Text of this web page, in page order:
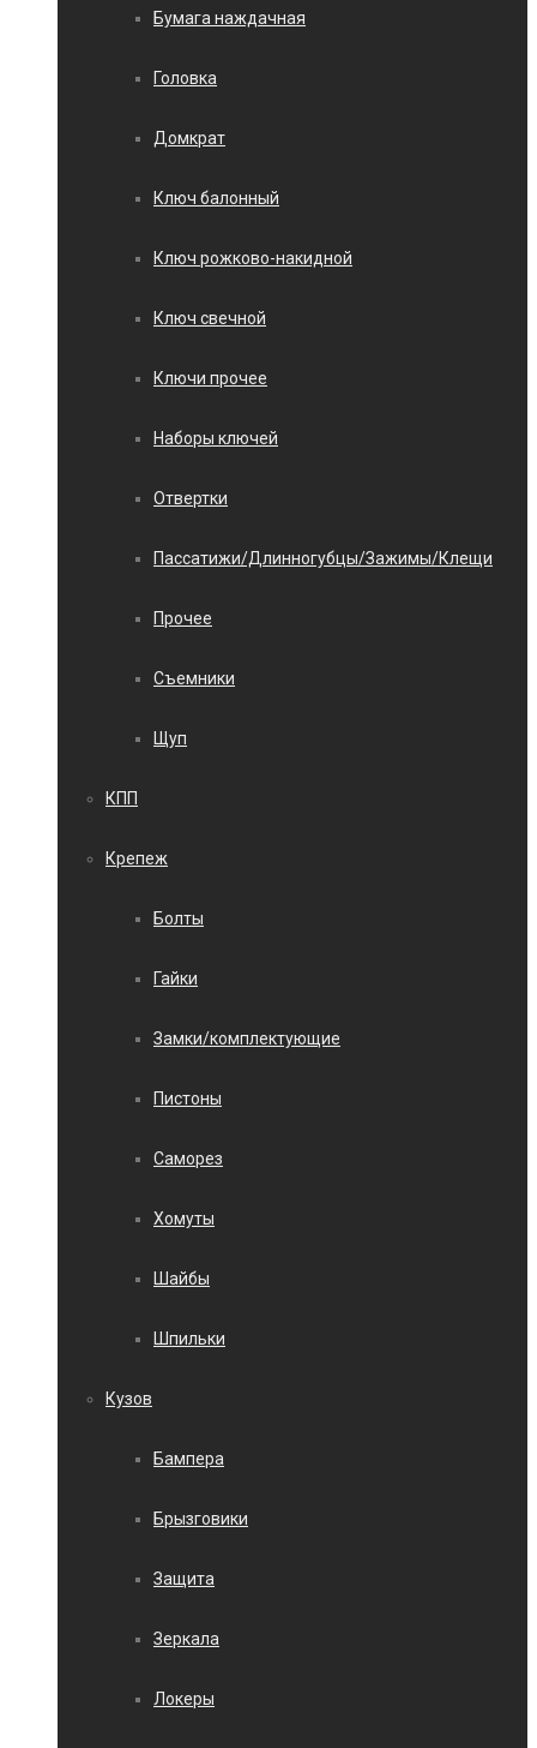
Бумага наждачная
Головка
Домкрат
Ключ балонный
Ключ рожково-накидной
Ключ свечной
Ключи прочее
Наборы ключей
Отвертки
Пассатижи/Длинногубцы/Зажимы/Клещи
Прочее
Съемники
Щуп
КПП
Крепеж
Болты
Гайки
Замки/комплектующие
Пистоны
Саморез
Хомуты
Шайбы
Шпильки
Кузов
Бампера
Брызговики
Защита
Зеркала
Локеры